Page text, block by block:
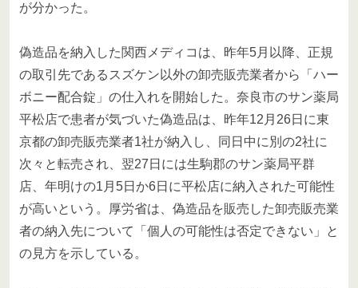
が分かった。
偽造品を納入した関西メディコは、昨年5月以降、正規
の取引先であるスズケン以外の卸売販売業者から「ハー
ボニー配合錠」の仕入れを開始した。奈良市のサン薬局
平松店で患者が気づいた偽造品は、昨年12月26日に東
京都の卸売販売業者1社が納入し、同日中に別の2社に
次々と転売され、翌27日には生駒郡のサン薬局平群
店、年明けの1月5日か6日に平松店に納入された可能性
が高いという。厚労省は、偽造品を販売した卸売販売業
者の納入先について「個人の可能性は否定できない」と
の見方を示している。